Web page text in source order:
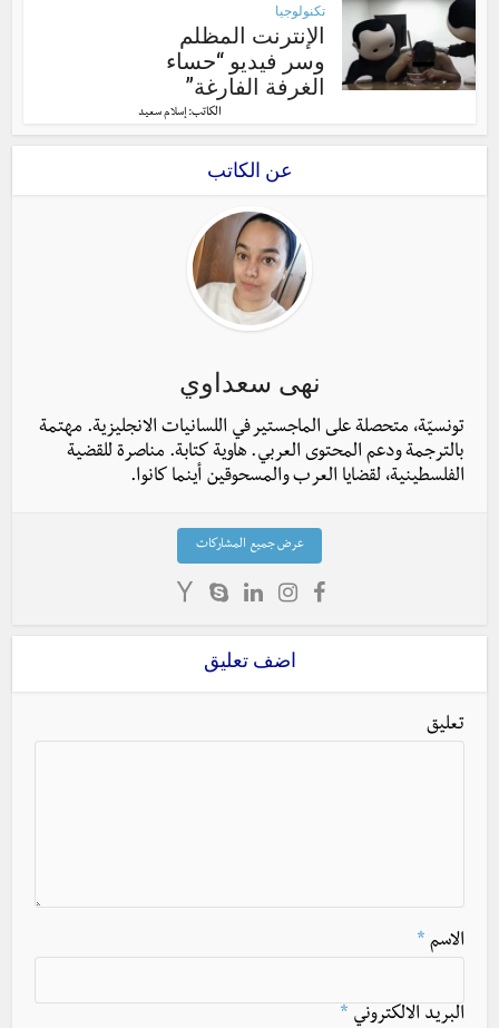
تكنولوجيا
الإنترنت المظلم
وسر فيديو “حساء
الغرفة الفارغة”
الكاتب: إسلام سعيد
عن الكاتب
نهى سعداوي
تونسيّة، متحصلة على الماجستير في اللسانيات الانجليزية. مهتمة
بالترجمة ودعم المحتوى العربي. هاوية كتابة. مناصرة للقضية
الفلسطينية، لقضايا العرب والمسحوقين أينما كانوا.
عرض جميع المشاركات
اضف تعليق
تعليق
الاسم *
البريد الالكتروني *